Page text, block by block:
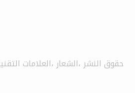
حقوق النشر ،الشعار ،العلامات